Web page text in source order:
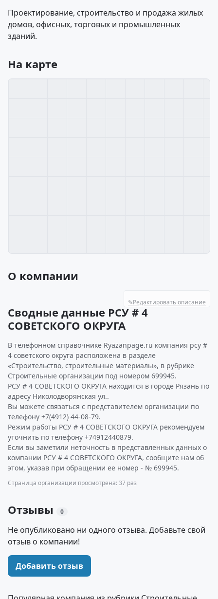
Проектирование, строительство и продажа жилых
домов, офисных, торговых и промышленных
зданий.
На карте
О компании
✎Редактировать описание
Сводные данные РСУ # 4
СОВЕТСКОГО ОКРУГА
В телефонном справочнике Ryazanpage.ru компания рсу #
4 советского округа расположена в разделе
«Строительство, строительные материалы», в рубрике
Строительные организации под номером 699945.
РСУ # 4 СОВЕТСКОГО ОКРУГА находится в городе Рязань по
адресу Николодворянская ул..
Вы можете связаться с представителем организации по
телефону +7(4912) 44-08-79.
Режим работы РСУ # 4 СОВЕТСКОГО ОКРУГА рекомендуем
уточнить по телефону +74912440879.
Если вы заметили неточность в представленных данных о
компании РСУ # 4 СОВЕТСКОГО ОКРУГА, сообщите нам об
этом, указав при обращении ее номер - № 699945.
Страница организации просмотрена: 37 раз
Отзывы 0
Не опубликовано ни одного отзыва. Добавьте свой
отзыв о компании!
Добавить отзыв